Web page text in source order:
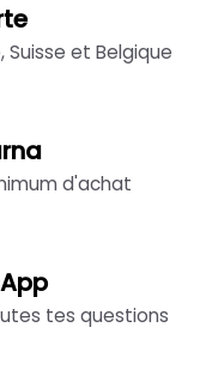
et Belgique
d'achat
tes questions